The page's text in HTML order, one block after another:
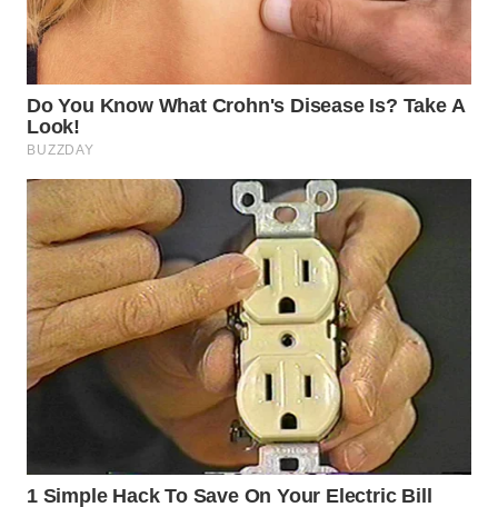
WN
WN
CIANJUR
WN
KEPULAUAN
SERIBU
WN
TANGERANG
WN
CIREBON